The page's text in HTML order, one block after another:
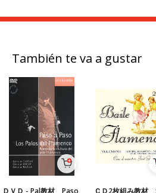
También te va a gustar
ＤＶＤ - Pal教材 Paso
ＣＤ2枚組み教材